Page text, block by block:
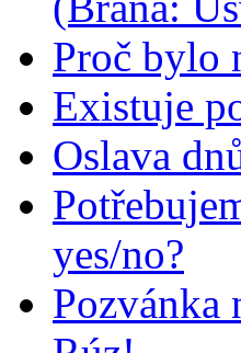
Proč bylo
Existuje
Oslava
yes/no?
Pozvánka